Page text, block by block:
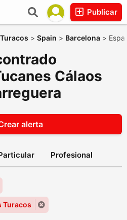
Publicar
> Spain > Barcelona >
Cálaos
alerta
Profesional
Turacos